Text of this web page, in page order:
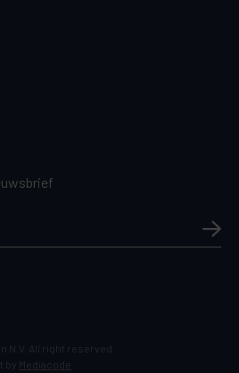
N.V. All right reserved.
by Mediacode